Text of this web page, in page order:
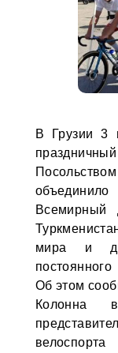
В Грузии 3
Всемирный
мира и
Об этом
Колонна